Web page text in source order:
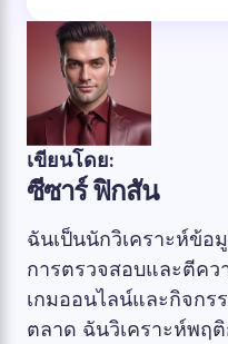
เขียนโดย:
ซีซาร์ ฟิกสัน
ฉันเป็นนักวิเคราะห์ข้อ
การตรวจสอบและตีค
เกมออนไลน์และกิจก
ตลาด ฉันวิเคราะห์พฤ